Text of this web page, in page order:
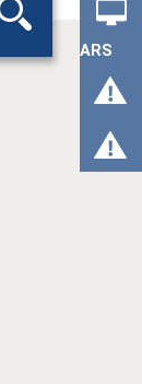
ARS
Rechercher